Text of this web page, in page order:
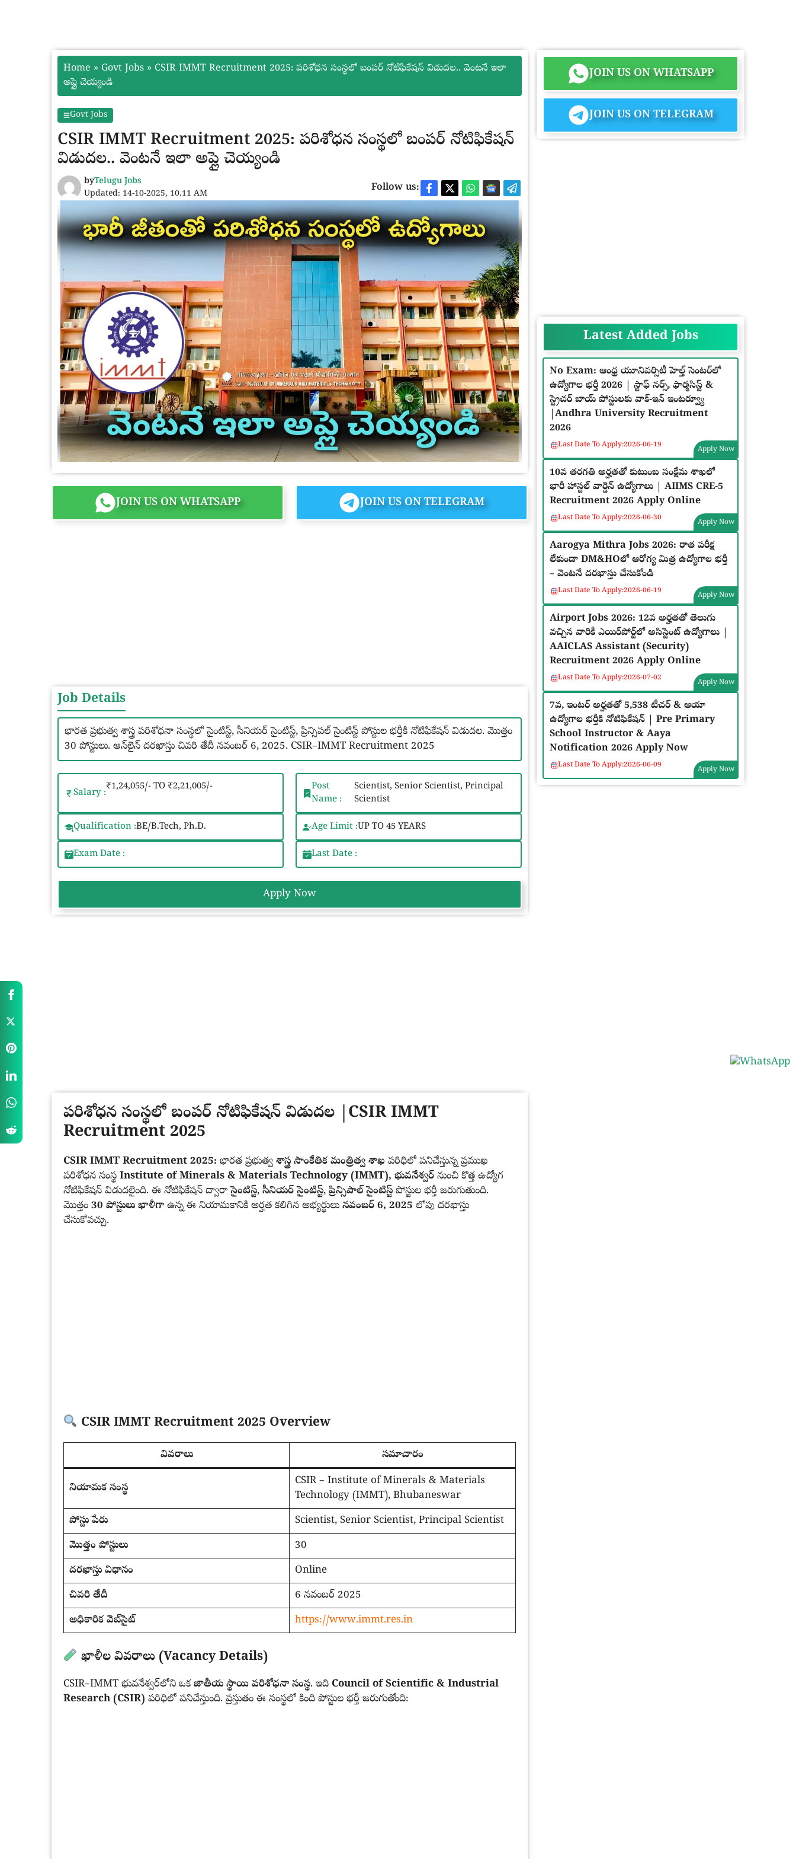
Home » Govt Jobs » CSIR IMMT Recruitment 2025: పరిశోధన సంస్థలో బంపర్ నోటిఫికేషన్ విడుదల.. వెంటనే ఇలా
అప్లై చెయ్యండి
Govt Jobs
CSIR IMMT Recruitment 2025: పరిశోధన సంస్థలో బంపర్ నోటిఫికేషన్
విడుదల.. వెంటనే ఇలా అప్లై చెయ్యండి
byTelugu Jobs
Updated: 14-10-2025, 10.11 AM
Follow us:
JOIN US ON WHATSAPP JOIN US ON TELEGRAM
Job Details
భారత ప్రభుత్వ శాస్త్ర పరిశోధనా సంస్థలో సైంటిస్ట్, సీనియర్ సైంటిస్ట్, ప్రిన్సిపల్ సైంటిస్ట్ పోస్టుల భర్తీకి నోటిఫికేషన్ విడుదల. మొత్తం
30 పోస్టులు. ఆన్‌లైన్ దరఖాస్తు చివరి తేదీ నవంబర్ 6, 2025. CSIR–IMMT Recruitment 2025
Salary :
₹1,24,055/- TO ₹2,21,005/-
Post
Name :
Scientist, Senior Scientist, Principal
Scientist
Qualification :BE/B.Tech, Ph.D. Age Limit :UP TO 45 YEARS
Exam Date : Last Date :
Apply Now
పరిశోధన సంస్థలో బంపర్ నోటిఫికేషన్ విడుదల |CSIR IMMT
Recruitment 2025
CSIR IMMT Recruitment 2025: భారత ప్రభుత్వ శాస్త్ర సాంకేతిక మంత్రిత్వ శాఖ పరిధిలో పనిచేస్తున్న ప్రముఖ
పరిశోధన సంస్థ Institute of Minerals & Materials Technology (IMMT), భువనేశ్వర్ నుంచి కొత్త ఉద్యోగ
నోటిఫికేషన్ విడుదలైంది. ఈ నోటిఫికేషన్ ద్వారాసైంటిస్ట్, సీనియర్ సైంటిస్ట్, ప్రిన్సిపాల్ సైంటిస్ట్ పోస్టుల భర్తీ జరుగుతుంది.
మొత్తం 30 పోస్టులు ఖాళీగా ఉన్న ఈ నియామకానికి అర్హత కలిగిన అభ్యర్థులు నవంబర్ 6, 2025 లోపు దరఖాస్తు
చేసుకోవచ్చు.
CSIR IMMT Recruitment 2025 Overview
వివరాలు సమాచారం
నియామక సంస్థ
CSIR – Institute of Minerals & Materials
Technology (IMMT), Bhubaneswar
పోస్టు పేరు
Scientist, Senior Scientist, Principal Scientist
మొత్తం పోస్టులు
30
దరఖాస్తు విధానం
Online
చివరి తేదీ
6 నవంబర్ 2025
అధికారిక వెబ్‌సైట్
https://www.immt.res.in
ఖాళీల వివరాలు (Vacancy Details)
CSIR–IMMT భువనేశ్వర్‌లోని ఒకజాతీయ స్థాయి పరిశోధనా సంస్థ. ఇది Council of Scientific & Industrial
Research (CSIR) పరిధిలో పనిచేస్తుంది. ప్రస్తుతం ఈ సంస్థలో కింది పోస్టుల భర్తీ జరుగుతోంది:
JOIN US ON WHATSAPP
JOIN US ON TELEGRAM
Latest Added Jobs
No Exam: ఆంధ్ర యూనివర్సిటీ హెల్త్ సెంటర్‌లో
ఉద్యోగాల భర్తీ 2026 | స్టాఫ్ నర్స్, ఫార్మసిస్ట్ &
స్ట్రెచర్ బాయ్ పోస్టులకు వాక్-ఇన్ ఇంటర్వ్యూ
|Andhra University Recruitment
2026
Last Date To Apply:2026-06-19 Apply Now
10వ తరగతి అర్హతతో కుటుంబ సంక్షేమ శాఖలో
భారీ హాస్టల్ వార్డెన్ ఉద్యోగాలు | AIIMS CRE-5
Recruitment 2026 Apply Online
Last Date To Apply:2026-06-30 Apply Now
Aarogya Mithra Jobs 2026: రాత పరీక్ష
లేకుండా DM&HOలో ఆరోగ్య మిత్ర ఉద్యోగాల భర్తీ
– వెంటనే దరఖాస్తు చేసుకోండి
Last Date To Apply:2026-06-19 Apply Now
Airport Jobs 2026: 12వ అర్హతతో తెలుగు
వచ్చిన వారికీ ఎయిర్‌పోర్ట్‌లో అసిస్టెంట్ ఉద్యోగాలు |
AAICLAS Assistant (Security)
Recruitment 2026 Apply Online
Last Date To Apply:2026-07-02 Apply Now
7వ, ఇంటర్ అర్హతతో 5,538 టీచర్ & ఆయా
ఉద్యోగాల భర్తీకి నోటిఫికేషన్ | Pre Primary
School Instructor & Aaya
Notification 2026 Apply Now
Last Date To Apply:2026-06-09 Apply Now